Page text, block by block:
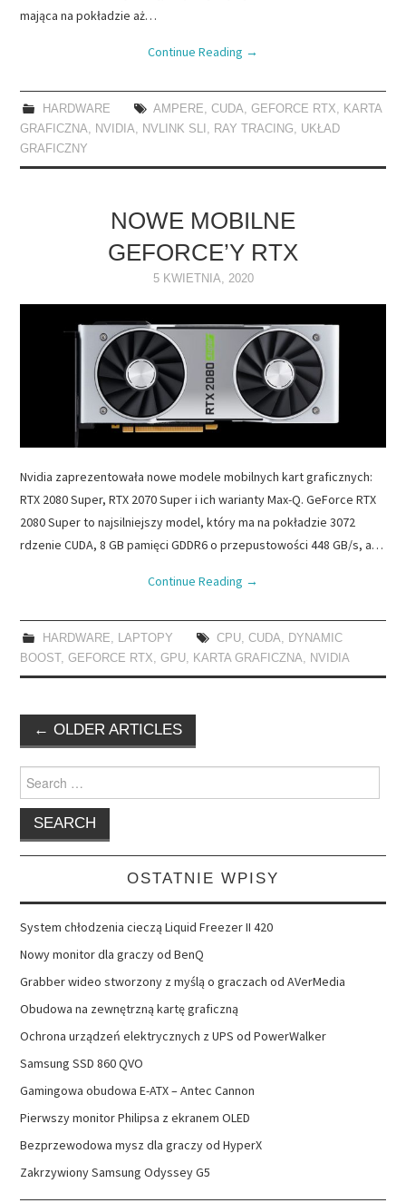
mająca na pokładzie aż…
Continue Reading →
HARDWARE AMPERE CUDA GEFORCE RTX
KARTA
GRAFICZNA
NVIDIA NVLINK SLI RAY TRACING
UKŁAD
GRAFICZNY
NOWE MOBILNE
GEFORCE’Y RTX
5 KWIETNIA, 2020
Nvidia zaprezentowała nowe modele mobilnych kart graficznych:
RTX 2080 Super, RTX 2070 Super i ich warianty Max-Q. GeForce RTX
2080 Super to najsilniejszy model, który ma na pokładzie 3072
rdzenie CUDA, 8 GB pamięci GDDR6 o przepustowości 448 GB/s, a…
Continue Reading →
HARDWARE LAPTOPY CPU, CUDA
DYNAMIC
BOOST,GEFORCE RTX ,GPU KARTA GRAFICZNA NVIDIA
Post
navigation
← OLDER ARTICLES
Search
for:
OSTATNIE WPISY
System chłodzenia cieczą Liquid Freezer II 420
Nowy monitor dla graczy od BenQ
Grabber wideo stworzony z myślą o graczach od AVerMedia
Obudowa na zewnętrzną kartę graficzną
Ochrona urządzeń elektrycznych z UPS od PowerWalker
Samsung SSD 860 QVO
Gamingowa obudowa E-ATX – Antec Cannon
Pierwszy monitor Philipsa z ekranem OLED
Bezprzewodowa mysz dla graczy od HyperX
Zakrzywiony Samsung Odyssey G5